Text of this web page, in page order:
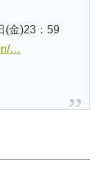
(金)23：59
…